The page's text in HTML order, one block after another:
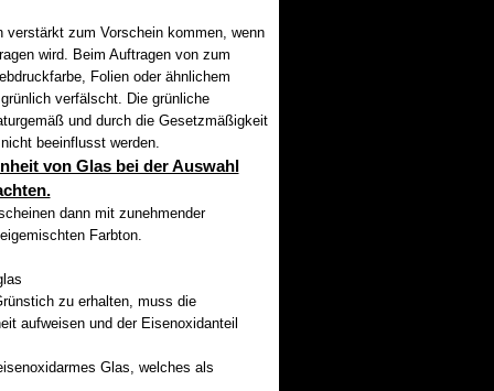
zum Vorschein kommen, wenn
wird. Beim Auftragen von zum
Folien oder ähnlichem
verfälscht. Die grünliche
und durch die Gesetzmäßigkeit
beeinflusst werden.
von Glas bei der Auswahl
dann mit zunehmender
Farbton.
zu erhalten, muss die
aufweisen und der Eisenoxidanteil
Glas, welches als